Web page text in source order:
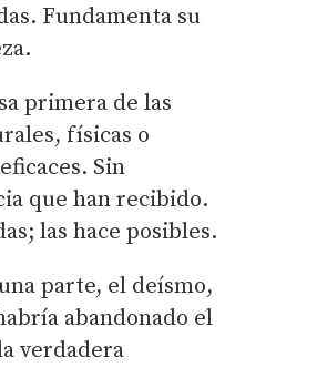
Fundamenta su
primera de las
físicas o
Sin
que han recibido.
las hace posibles.
parte, el deísmo,
abandonado el
verdadera